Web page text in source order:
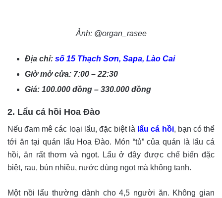
Ảnh: @organ_rasee
Địa chỉ: số 15 Thạch Sơn, Sapa, Lào Cai
Giờ mở cửa: 7:00 – 22:30
Giá: 100.000 đồng – 330.000 đồng
2. Lẩu cá hồi Hoa Đào
Nếu đam mê các loại lẩu, đặc biệt là lẩu cá hồi, bạn có thể
tới ăn tại quán lẩu Hoa Đào. Món “tủ” của quán là lẩu cá
hồi, ăn rất thơm và ngọt. Lẩu ở đây được chế biến đặc
biệt, rau, bún nhiều, nước dùng ngọt mà không tanh.
Một nồi lẩu thường dành cho 4,5 người ăn. Không gian